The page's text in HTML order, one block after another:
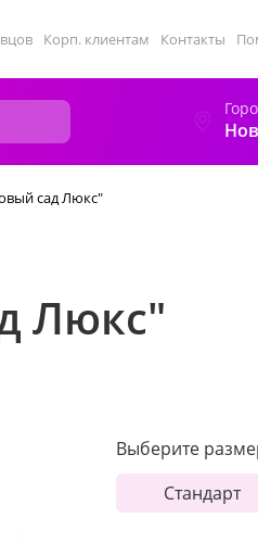
Корп. клиентам Контакты
сад Люкс"
Люкс"
Выберите
Стандарт